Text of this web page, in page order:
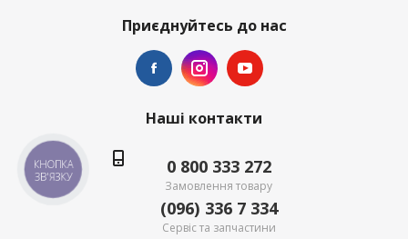
Приєднуйтесь до нас
Наші контакти
0 800 333 272
Замовлення товару
(096) 336 7 334
Сервіс та запчастини
КНОПКА
ЗВ'ЯЗКУ